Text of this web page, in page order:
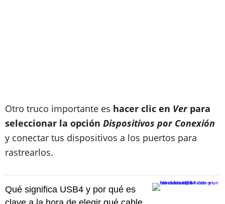
Otro truco importante es hacer clic en Ver para
seleccionar la opción Dispositivos por Conexión
y conectar tus dispositivos a los puertos para
rastrearlos.
Qué significa USB4 y por qué es